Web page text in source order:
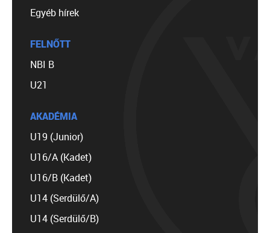
Egyéb hírek
FELNŐTT
NBI B
U21
AKADÉMIA
U19 (Junior)
U16/A (Kadet)
U16/B (Kadet)
U14 (Serdülő/A)
U14 (Serdülő/B)